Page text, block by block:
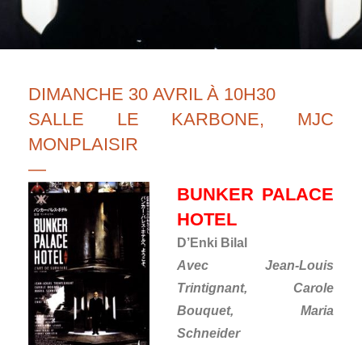
DIMANCHE 30 AVRIL À 10H30
SALLE LE KARBONE, MJC
MONPLAISIR
—
BUNKER PALACE
HOTEL
D’Enki Bilal
Avec Jean-Louis
Trintignant, Carole
Bouquet, Maria
Schneider